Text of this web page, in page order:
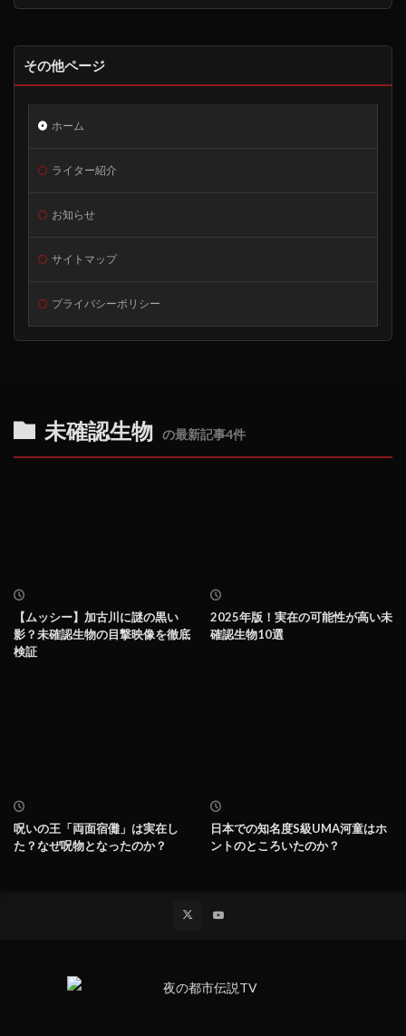
その他ページ
ホーム
ライター紹介
お知らせ
サイトマップ
プライバシーポリシー
未確認生物 の最新記事4件
【ムッシー】加古川に謎の黒い
影？未確認生物の目撃映像を徹底
検証
2025年版！実在の可能性が高い未
確認生物10選
呪いの王「両面宿儺」は実在し
た？なぜ呪物となったのか？
日本での知名度S級UMA河童はホ
ントのところいたのか？